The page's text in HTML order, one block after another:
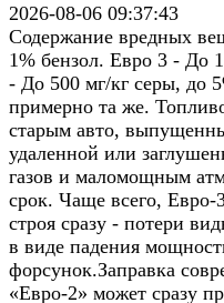
2026-08-06 09:37:43
Содержание вредных
1% бензол. Евро 3 - До
- До 500 мг/кг серы, до
примерно та же.
старым авто,
удаленной или
газов и маломощным
срок. Чаще всего, Евро-
строя сразу - потери
в виде падения
форсунок.Заправка
«Евро-2» может сразу